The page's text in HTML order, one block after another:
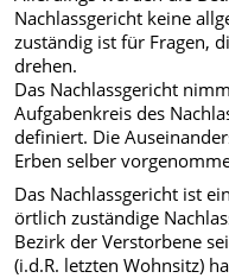
Nachlassgericht keine
zuständig ist für Fragen,
drehen.
Das Nachlassgericht
Aufgabenkreis des
definiert. Die
Erben selber
Das Nachlassgericht ist
örtlich zuständige
Bezirk der Verstorbene
(i.d.R. letzten Wohnsitz)